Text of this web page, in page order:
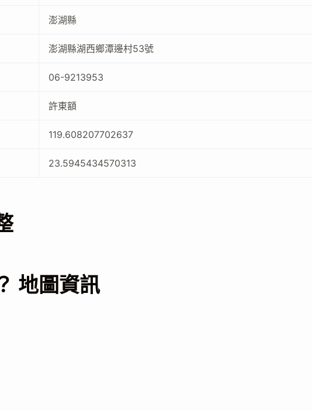
澎湖縣
澎湖縣湖西鄉潭邊村53號
06-9213953
許東額
119.608207702637
23.5945434570313
地圖資訊